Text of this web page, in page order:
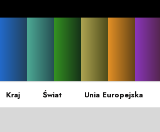
Kraj Świat Unia Europejska